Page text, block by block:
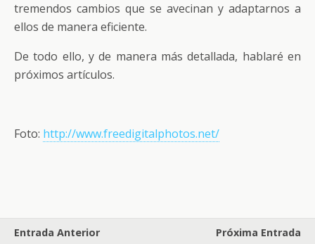
tremendos cambios que se avecinan y adaptarnos a
ellos de manera eficiente.
De todo ello, y de manera más detallada, hablaré en
próximos artículos.
Foto: http://www.freedigitalphotos.net/
Entrada Anterior
Próxima Entrada